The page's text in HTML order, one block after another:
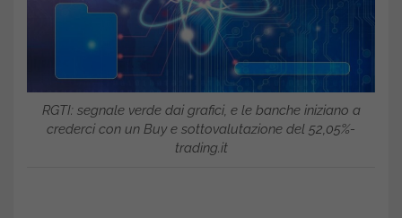
RGTI: segnale verde dai grafici, e le banche iniziano a
crederci con un Buy e sottovalutazione del 52,05%-
trading.it